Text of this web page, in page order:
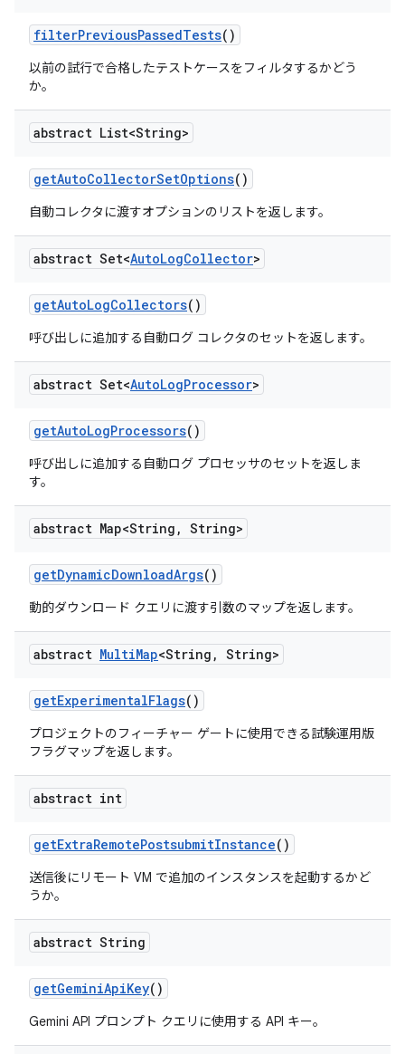
filterPreviousPassedTests()
以前の試行で合格したテストケースをフィルタするかどう
か。
abstract List<String>
getAutoCollectorSetOptions()
自動コレクタに渡すオプションのリストを返します。
abstract Set<AutoLogCollector>
getAutoLogCollectors()
呼び出しに追加する自動ログ コレクタのセットを返します。
abstract Set<AutoLogProcessor>
getAutoLogProcessors()
呼び出しに追加する自動ログ プロセッサのセットを返しま
す。
abstract Map<String , String>
getDynamicDownloadArgs()
動的ダウンロード クエリに渡す引数のマップを返します。
abstract MultiMap<String , String>
getExperimentalFlags()
プロジェクトのフィーチャー ゲートに使用できる試験運用版
フラグマップを返します。
abstract int
getExtraRemotePostsubmitInstance()
送信後にリモート VM で追加のインスタンスを起動するかど
うか。
abstract String
getGeminiApiKey()
Gemini API プロンプト クエリに使用する API キー。